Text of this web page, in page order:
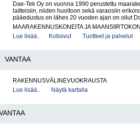
Dae-Tek Oy on vuonna 1990 perustettu
laitteisiin, niiden huoltoon sekä varaosiin
pääedustus on lähes 20 vuoden ajan on ollut
MAARAKENNUSKONEITA JA
Lue lisää..
Kotisivut Tuotteet ja palvelut
VANTAA
RAKENNUSVÄLINEVUOKRAUSTA
Lue lisää..
Näytä kartalla